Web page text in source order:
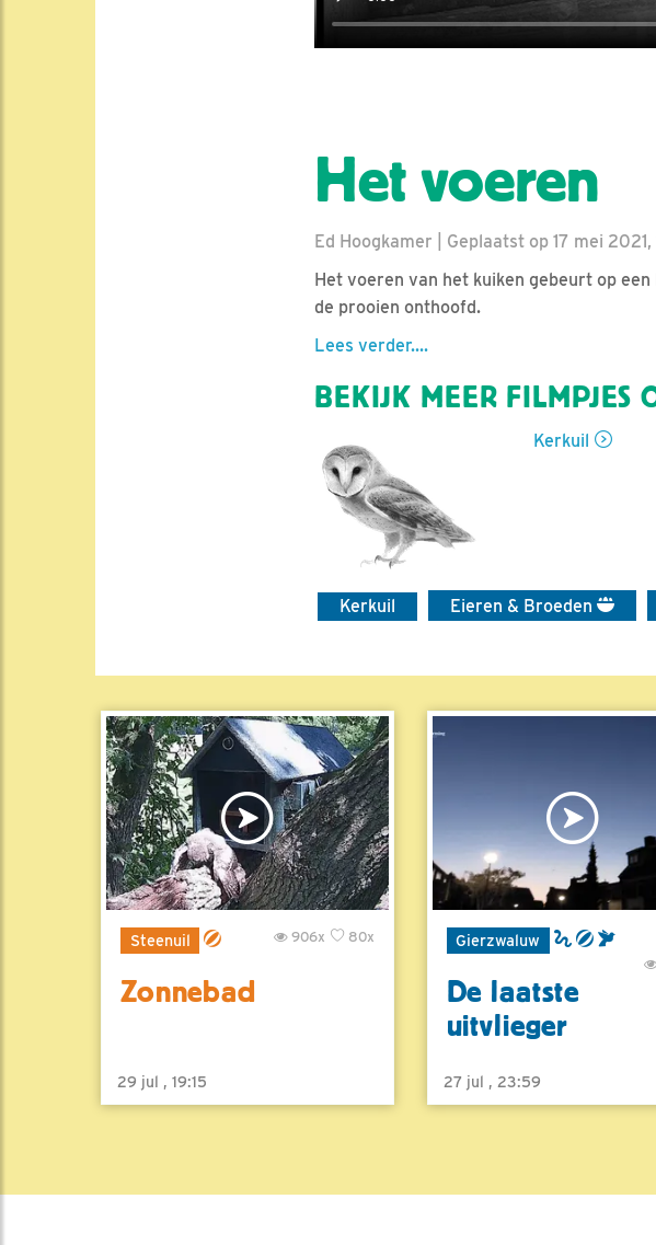
Het voeren
Ed Hoogkamer | Geplaatst op 17 mei 2021,
Het voeren van het kuiken gebeurt op
de prooien onthoofd.
Lees verder....
BEKIJK MEER FILMPJES
Kerkuil
Kerkuil Eieren & Broeden
Steenuil 80x
906x
Zonnebad
29 jul , 19:15
Gierzwaluw
De laatste
uitvlieger
27 jul , 23:59